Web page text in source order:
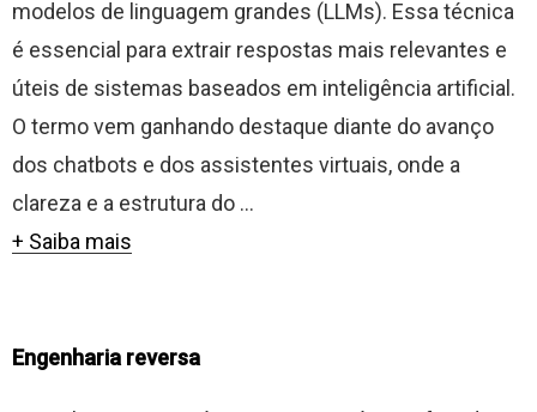
modelos de linguagem grandes (LLMs). Essa técnica
é essencial para extrair respostas mais relevantes e
úteis de sistemas baseados em inteligência artificial.
O termo vem ganhando destaque diante do avanço
dos chatbots e dos assistentes virtuais, onde a
clareza e a estrutura do ...
+ Saiba mais
Engenharia reversa